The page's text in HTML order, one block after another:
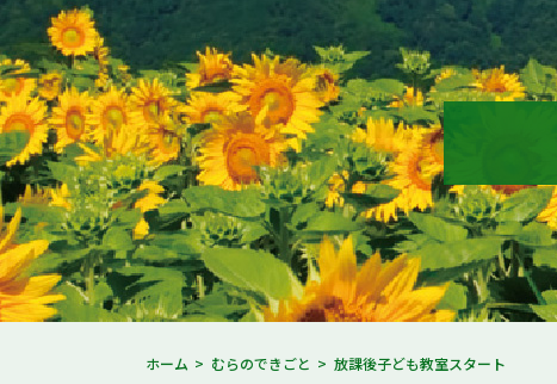
ホーム むらのできごと 放課後子ども教室スタート